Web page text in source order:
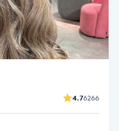
4.76266